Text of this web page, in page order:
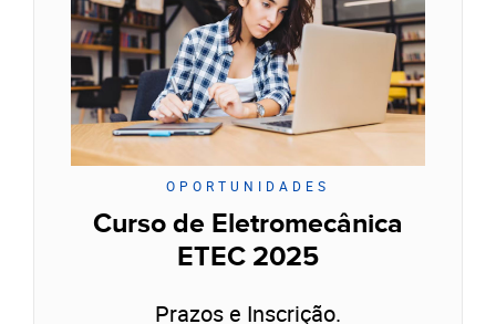
OPORTUNIDADES
Curso de Eletromecânica
ETEC 2025
Prazos e Inscrição.